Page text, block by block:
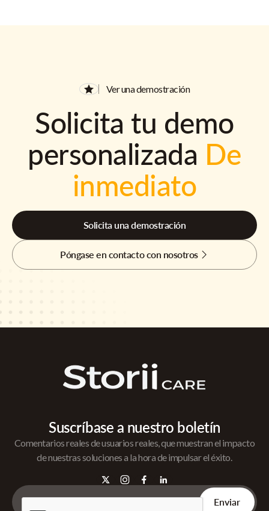
Ver una demostración
Solicita tu demo
personalizada De
inmediato
Solicita una demostración
Póngase en contacto con nosotros
Suscríbase a nuestro boletín
Comentarios reales de usuarios reales, que muestran el impacto
de nuestras soluciones a la hora de impulsar el éxito.